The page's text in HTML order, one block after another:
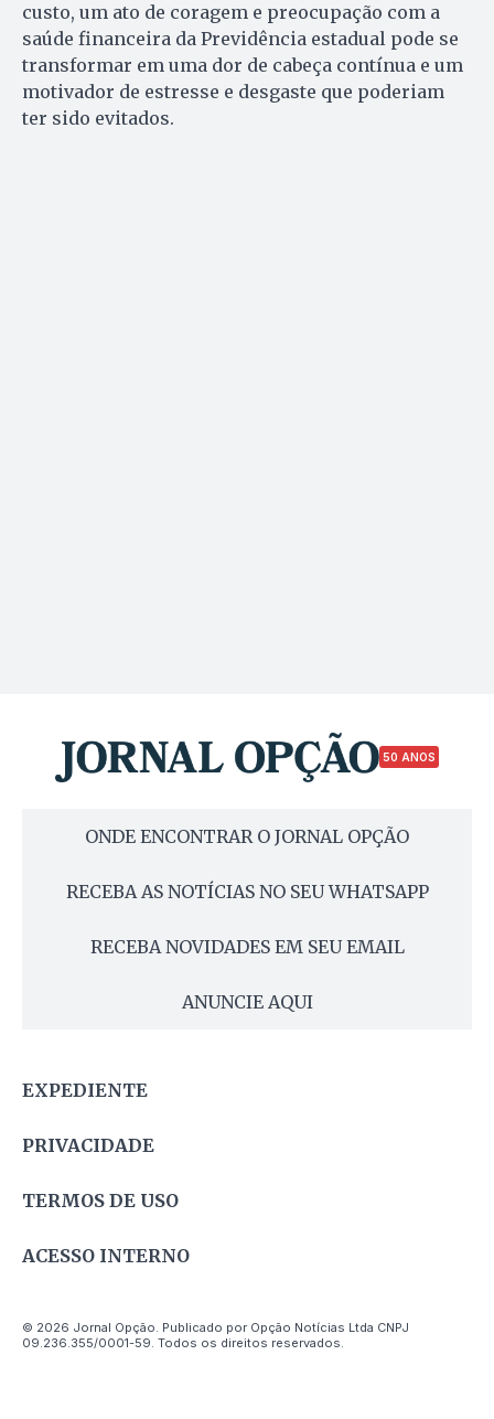
custo, um ato de coragem e preocupação com a
saúde financeira da Previdência estadual pode se
transformar em uma dor de cabeça contínua e um
motivador de estresse e desgaste que poderiam
ter sido evitados.
50 ANOS
ONDE ENCONTRAR O JORNAL OPÇÃO
RECEBA AS NOTÍCIAS NO SEU WHATSAPP
RECEBA NOVIDADES EM SEU EMAIL
ANUNCIE AQUI
EXPEDIENTE
PRIVACIDADE
TERMOS DE USO
ACESSO INTERNO
© 2026 Jornal Opção. Publicado por Opção Notícias Ltda CNPJ
09.236.355/0001-59. Todos os direitos reservados.